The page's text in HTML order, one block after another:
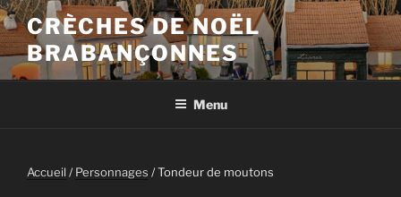
Aller
au
contenu
principal
CRÈCHES DE NOËL
BRABANÇONNES
Menu
Accueil /Personnages / Tondeur de moutons